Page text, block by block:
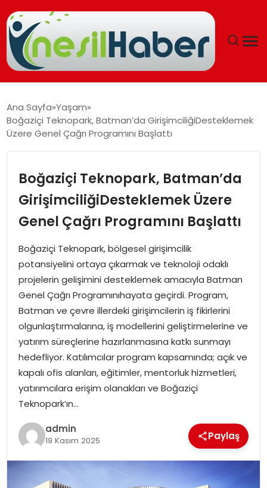
GÜNCEL
EĞITIM
SOSYAL HABER
SPOR
EKONOMI
MAGAZIN
TEKNOLOJI
Ana Sayfa Yaşam
Boğaziçi Teknopark, Batman’da GirişimciliğiDesteklemek
Üzere Genel Çağrı Programını Başlattı
Boğaziçi Teknopark, Batman’da
GirişimciliğiDesteklemek Üzere
Genel Çağrı Programını Başlattı
Boğaziçi Teknopark, bölgesel girişimcilik
potansiyelini ortaya çıkarmak ve teknoloji odaklı
projelerin gelişimini desteklemek amacıyla Batman
Genel Çağrı Programınıhayata geçirdi. Program,
Batman ve çevre illerdeki girişimcilerin iş fikirlerini
olgunlaştırmalarına, iş modellerini geliştirmelerine ve
yatırım süreçlerine hazırlanmasına katkı sunmayı
hedefliyor. Katılımcılar program kapsamında; açık ve
kapalı ofis alanları, eğitimler, mentorluk hizmetleri,
yatırımcılara erişim olanakları ve Boğaziçi
Teknopark’ın…
admin
19 Kasım 2025 Paylaş